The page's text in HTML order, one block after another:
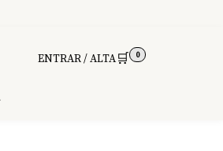
ENTRAR / ALTA🛒 0